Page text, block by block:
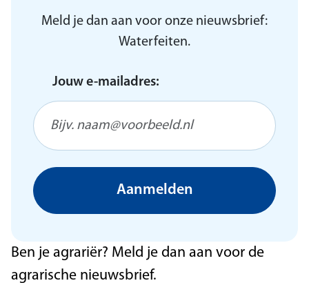
Meld je dan aan voor onze nieuwsbrief:
Waterfeiten.
Jouw e-mailadres:
Aanmelden
Ben je agrariër? Meld je dan aan voor de
agrarische nieuwsbrief.